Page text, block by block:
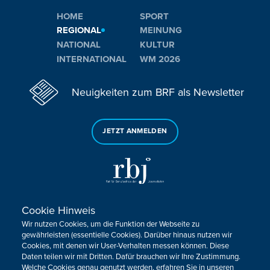
HOME
REGIONAL
NATIONAL
INTERNATIONAL
SPORT
MEINUNG
KULTUR
WM 2026
Neuigkeiten zum BRF als Newsletter
JETZT ANMELDEN
Sie haben noch Fragen oder Anmerkungen?
KONTAKTIEREN SIE UNS!
Impressum Datenschutz Kontakt Barrierefreiheit
Cookie Hinweis
Wir nutzen Cookies, um die Funktion der Webseite zu
gewährleisten (essentielle Cookies). Darüber hinaus nutzen wir
Cookies, mit denen wir User-Verhalten messen können. Diese
Daten teilen wir mit Dritten. Dafür brauchen wir Ihre Zustimmung.
Welche Cookies genau genutzt werden, erfahren Sie in unseren